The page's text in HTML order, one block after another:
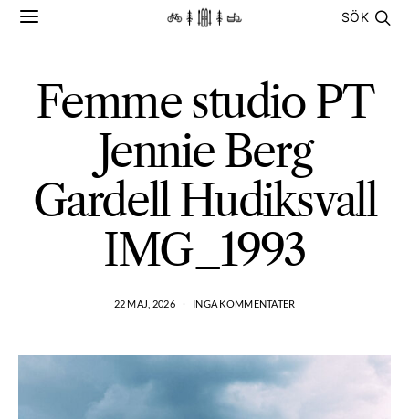
SÖK
Femme studio PT
Jennie Berg
Gardell Hudiksvall
IMG_1993
22 MAJ, 2026 INGA KOMMENTATER